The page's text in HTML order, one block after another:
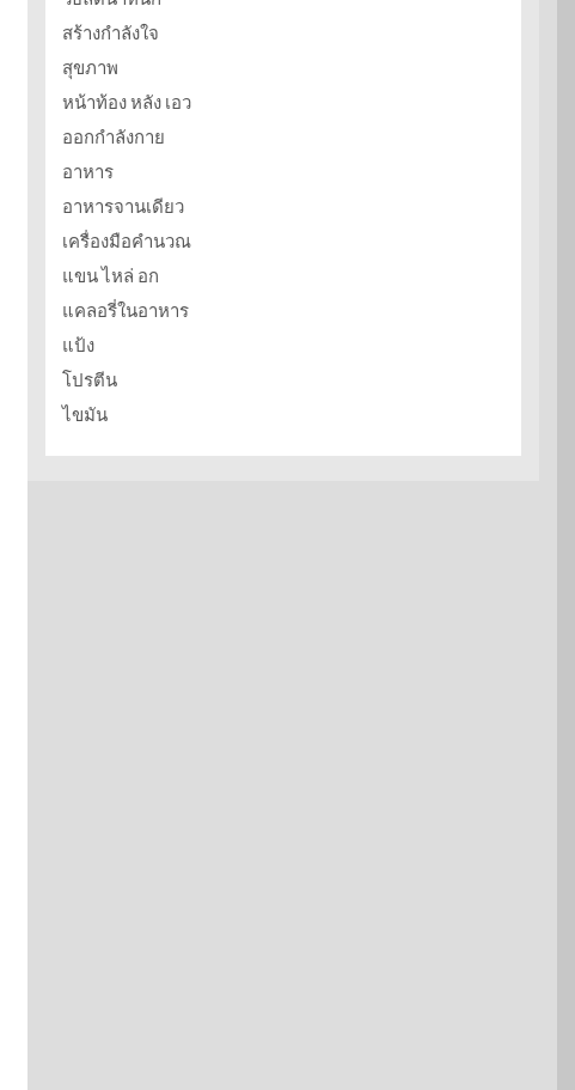
สร้างกำลังใจ
สุขภาพ
หน้าท้อง หลัง เอว
ออกกำลังกาย
อาหาร
อาหารจานเดียว
เครื่องมือคำนวณ
แขน ไหล่ อก
แคลอรี่ในอาหาร
แป้ง
โปรตีน
ไขมัน